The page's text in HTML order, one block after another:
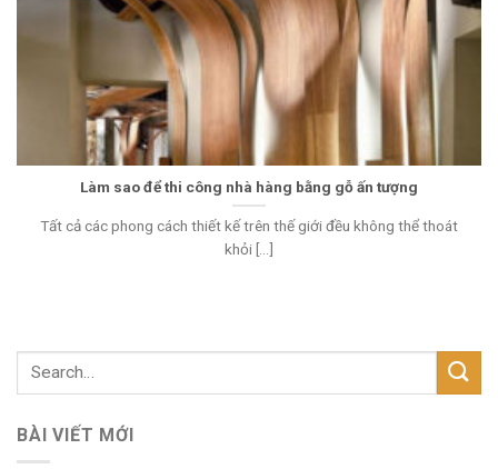
Làm sao để thi công nhà hàng bằng gỗ ấn tượng
Tất cả các phong cách thiết kế trên thế giới đều không thể thoát
khỏi [...]
BÀI VIẾT MỚI